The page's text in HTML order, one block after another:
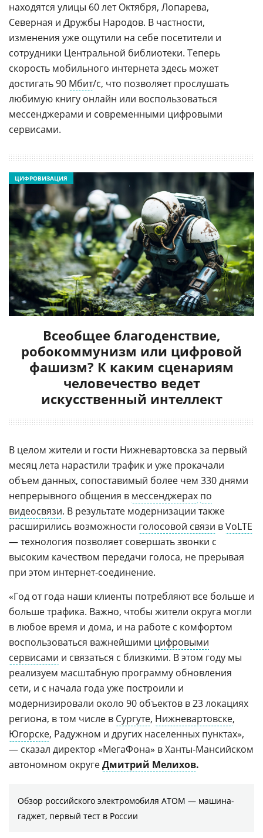
находятся улицы 60 лет Октября, Лопарева,
Северная и Дружбы Народов. В частности,
изменения уже ощутили на себе посетители и
сотрудники Центральной библиотеки. Теперь
скорость мобильного интернета здесь может
достигать 90 Мбит/с, что позволяет прослушать
любимую книгу онлайн или воспользоваться
мессенджерами и современными цифровыми
сервисами.
Всеобщее благоденствие,
робокоммунизм или цифровой
фашизм? К каким сценариям
человечество ведет
искусственный интеллект
ЦИФРОВИЗАЦИЯ
В целом жители и гости Нижневартовска за первый
месяц лета нарастили трафик и уже прокачали
объем данных, сопоставимый более чем 330 днями
непрерывного общения в мессенджерах по
видеосвязи. В результате модернизации также
расширились возможности голосовой связи вVoLTE
— технология позволяет совершать звонки с
высоким качеством передачи голоса, не прерывая
при этом интернет‑соединение.
«Год от года наши клиенты потребляют все больше и
больше трафика. Важно, чтобы жители округа могли
в любое время и дома, и на работе с комфортом
воспользоваться важнейшими цифровыми
сервисами и связаться с близкими. В этом году мы
реализуем масштабную программу обновления
сети, и с начала года уже построили и
модернизировали около 90 объектов в 23 локациях
региона, в том числе в Сургуте, Нижневартовске,
Югорске, Радужном и других населенных пунктах»,
— сказал директор «МегаФона» в Ханты‑Мансийском
автономном округеДмитрий Мелихов.
Обзор российского электромобиля АТОМ — машина-
гаджет, первый тест в России